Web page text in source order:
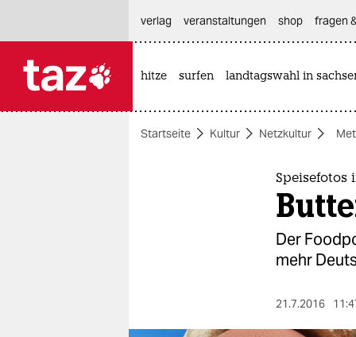
themen
verlag
veranstaltungen shop fragen
hitze surfen landtagswahl in
Startseite Kultur Netzkultur
Speisefotos
Der
mehr
21.7.2016